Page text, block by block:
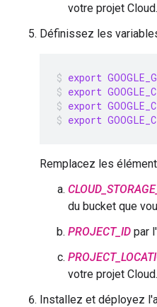
votre projet Cloud.
Définissez les
export
export
export
export
Remplacez les
du bucket que
PROJECT_ID par
votre projet Cloud.
Installez et déployez